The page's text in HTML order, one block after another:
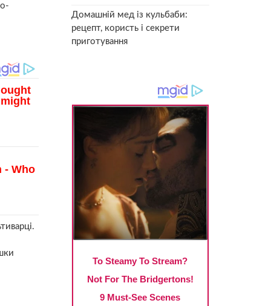
Домашній мед із кульбаби:
рецепт, користь і секрети
приготування